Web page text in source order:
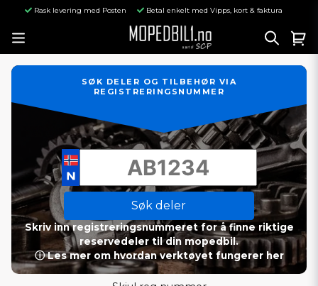
Rask levering med Posten Betal enkelt med Vipps, kort & faktura
SØK DELER OG TILBEHØR VIA
REGISTRERINGSNUMMER
Søk deler
Skriv inn registreringsnummeret for å finne riktige
reservedeler til din mopedbil.
ⓘ Les mer om hvordan verktøyet fungerer her